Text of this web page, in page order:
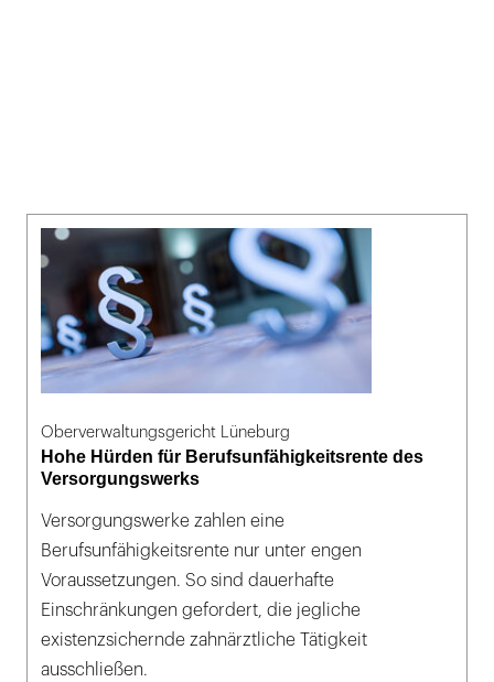
Oberverwaltungsgericht Lüneburg
Hohe Hürden für Berufsunfähigkeitsrente des
Versorgungswerks
Versorgungswerke zahlen eine
Berufsunfähigkeitsrente nur unter engen
Voraussetzungen. So sind dauerhafte
Einschränkungen gefordert, die jegliche
existenzsichernde zahnärztliche Tätigkeit
ausschließen.